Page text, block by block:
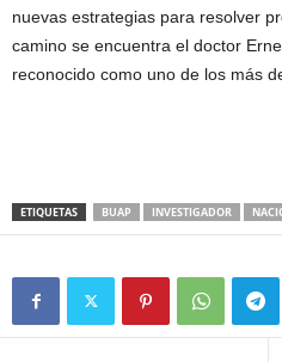
nuevas estrategias para resolver
camino se encuentra el doctor
reconocido como uno de los más
ETIQUETAS BUAP INVESTIGADOR